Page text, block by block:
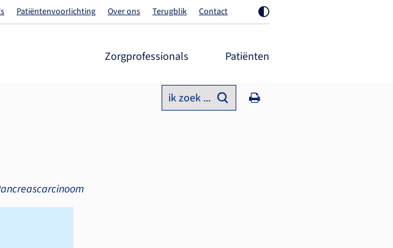
Patiëntenvoorlichting Over ons Terugblik Contact
Zorgprofessionals Patiënten
ik zoek ...